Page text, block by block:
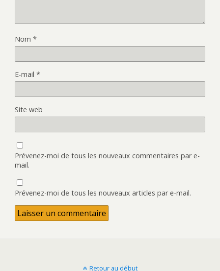
Nom *
E-mail *
Site web
Prévenez-moi de tous les nouveaux commentaires par e-
mail.
Prévenez-moi de tous les nouveaux articles par e-mail.
Retour au début